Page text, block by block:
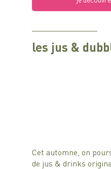
les jus &
Cet automne, on
de jus & drinks